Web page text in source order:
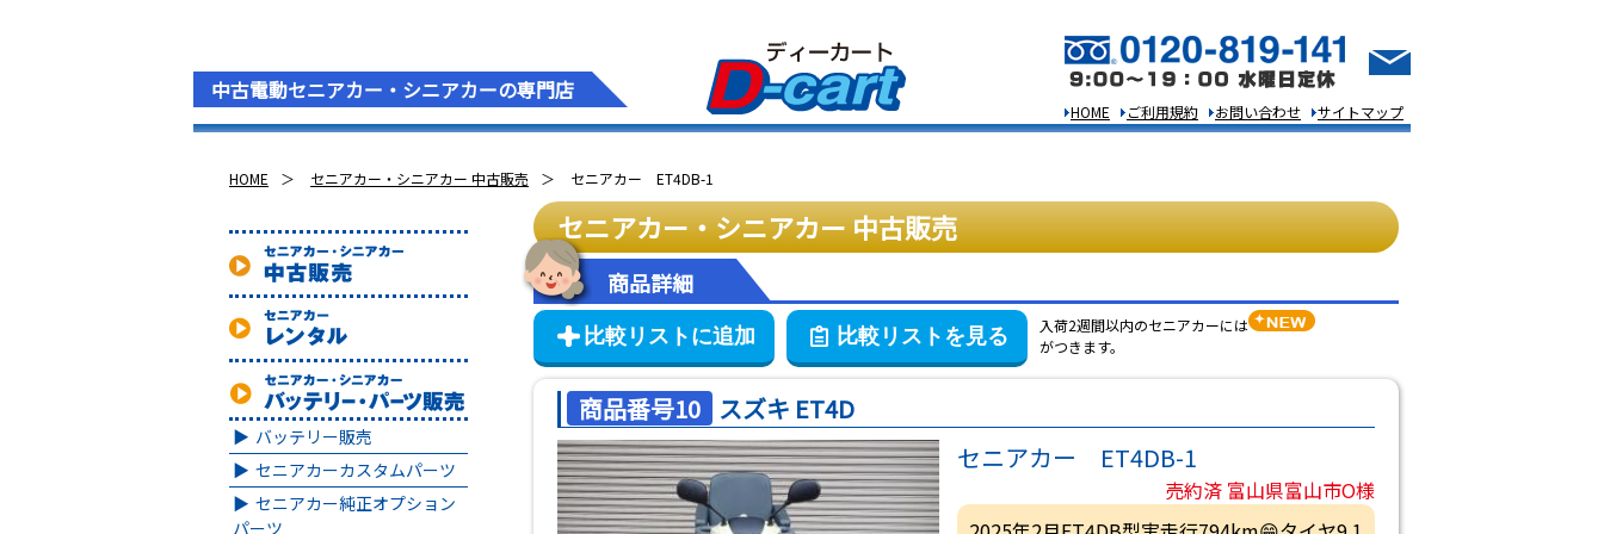
中古電動セニアカー・シニアカーの専門店
HOME ご利用規約 お問い合わせ サイトマップ
HOME セニアカー・シニアカー 中古販売 セニアカー ET4DB-1
セニアカー・シニアカー中古販売
商品詳細
入荷2週間以内のセニアカーには
がつきます。
商品番号10 スズキ ET4D
セニアカー ET4DB-1
売約済 富山県富山市O様
バッテリー販売
セニアカーカスタムパーツ
セニアカー純正オプション
パーツ